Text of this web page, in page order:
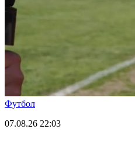
Футбол
07.08.26 22:03